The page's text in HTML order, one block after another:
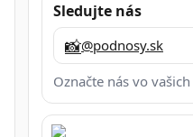
Sledujte nás
📸@podnosy.sk
Označte nás vo